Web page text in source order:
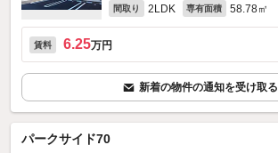
間取り 2LDK 専有面積 58.78㎡
賃料 6.25万円
新着の物件の通知を受け取る
パークサイド70